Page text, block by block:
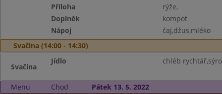
Příloha
rýže,
Doplněk
kompot
Nápoj
čaj,džus,mléko
Svačina (14:00 - 14:30)
Svačina
Jídlo chléb
Menu Chod
Pátek 13. 5. 2022